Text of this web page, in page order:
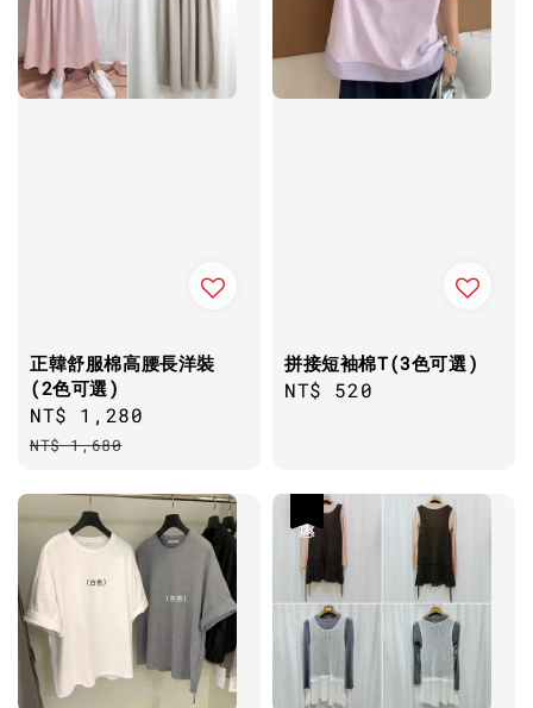
正韓舒服棉高腰長洋裝
(2色可選)
Sale
price
NT$ 1,280
NT$ 1,680
拼接短袖棉T(3色可選)
Regular
NT$ 520